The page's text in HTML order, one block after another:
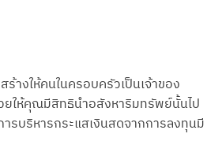
างให้คนในครอบครัวเป็นเจ้าของ
ยให้คุณมีสิทธินำอสังหาริมทรัพย์นั้นไป
รบริหารกระแสเงินสดจากการลงทุนมี